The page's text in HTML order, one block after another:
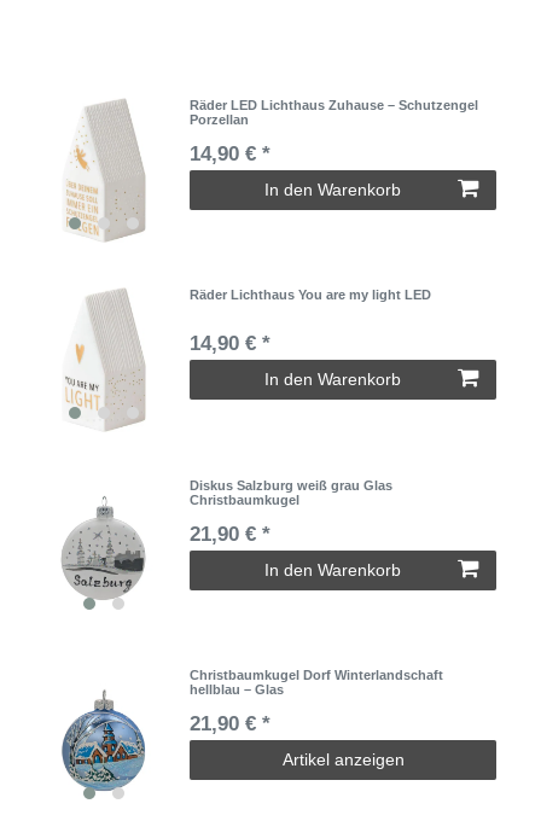
Räder LED Lichthaus Zuhause – Schutzengel
Porzellan
14,90 € *
In den Warenkorb
Räder Lichthaus You are my light LED
14,90 € *
In den Warenkorb
Diskus Salzburg weiß grau Glas
Christbaumkugel
21,90 € *
In den Warenkorb
Christbaumkugel Dorf Winterlandschaft
hellblau – Glas
21,90 € *
Artikel anzeigen